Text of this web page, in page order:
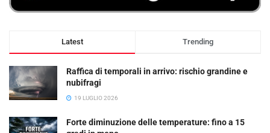
Latest Trending
Raffica di temporali in arrivo: rischio grandine e
nubifragi
19 LUGLIO 2026
Forte diminuzione delle temperature: fino a 15